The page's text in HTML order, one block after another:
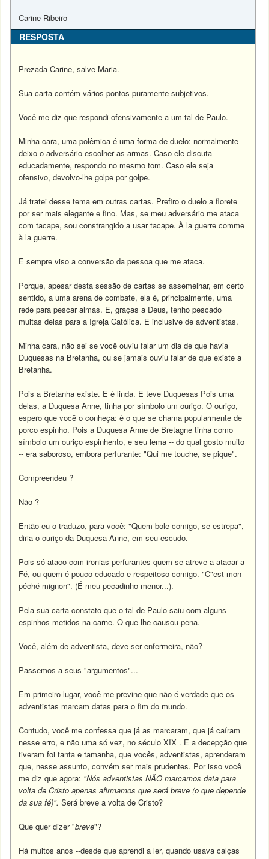
Carine Ribeiro
RESPOSTA
Prezada Carine, salve Maria.
Sua carta contém vários pontos puramente subjetivos.
Você me diz que respondi ofensivamente a um tal de Paulo.
Minha cara, uma polêmica é uma forma de duelo: normalmente
deixo o adversário escolher as armas. Caso ele discuta
educadamente, respondo no mesmo tom. Caso ele seja
ofensivo, devolvo-lhe golpe por golpe.
Já tratei desse tema em outras cartas. Prefiro o duelo a florete
por ser mais elegante e fino. Mas, se meu adversário me ataca
com tacape, sou constrangido a usar tacape. À la guerre comme
à la guerre.
E sempre viso a conversão da pessoa que me ataca.
Porque, apesar desta sessão de cartas se assemelhar, em certo
sentido, a uma arena de combate, ela é, principalmente, uma
rede para pescar almas. E, graças a Deus, tenho pescado
muitas delas para a Igreja Católica. E inclusive de adventistas.
Minha cara, não sei se você ouviu falar um dia de que havia
Duquesas na Bretanha, ou se jamais ouviu falar de que existe a
Bretanha.
Pois a Bretanha existe. E é linda. E teve Duquesas Pois uma
delas, a Duquesa Anne, tinha por símbolo um ouriço. O ouriço,
espero que você o conheça: é o que se chama popularmente de
porco espinho. Pois a Duquesa Anne de Bretagne tinha como
símbolo um ouriço espinhento, e seu lema -- do qual gosto muito
-- era saboroso, embora perfurante: "Qui me touche, se pique".
Compreendeu ?
Não ?
Então eu o traduzo, para você: "Quem bole comigo, se estrepa",
diria o ouriço da Duquesa Anne, em seu escudo.
Pois só ataco com ironias perfurantes quem se atreve a atacar a
Fé, ou quem é pouco educado e respeitoso comigo. "C"est mon
péché mignon". (É meu pecadinho menor...).
Pela sua carta constato que o tal de Paulo saiu com alguns
espinhos metidos na carne. O que lhe causou pena.
Você, além de adventista, deve ser enfermeira, não?
Passemos a seus "argumentos"...
Em primeiro lugar, você me previne que não é verdade que os
adventistas marcam datas para o fim do mundo.
Contudo, você me confessa que já as marcaram, que já caíram
nesse erro, e não uma só vez, no século XIX . E a decepção que
tiveram foi tanta e tamanha, que vocês, adventistas, aprenderam
que, nesse assunto, convém ser mais prudentes. Por isso você
me diz que agora: "Nós adventistas NÃO marcamos data para
volta de Cristo apenas afirmamos que será breve (o que depende
da sua fé)". Será breve a volta de Cristo?
Que quer dizer "breve"?
Há muitos anos --desde que aprendi a ler, quando usava calças